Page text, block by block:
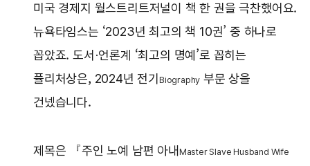
미국 경제지 월스트리트저널이 책 한 권을 극찬했어요.
뉴욕타임스는 ‘2023년 최고의 책 10권’ 중 하나로
꼽았죠. 도서·언론계 ‘최고의 명예’로 꼽히는
퓰리처상은, 2024년 전기 Biography 부문 상을
건넸습니다.
제목은 『주인 노예 남편 아내 Master Slave Husband Wife